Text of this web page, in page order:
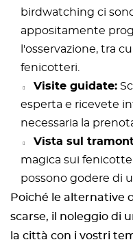
birdwatching ci
appositamente
l'osservazione, tra
fenicotteri.
Visite guidate:
esperta e ricevete
necessaria la
Vista sul
magica sui
possono godere di
Poiché le alternative
scarse, il noleggio di
la città con i vostri